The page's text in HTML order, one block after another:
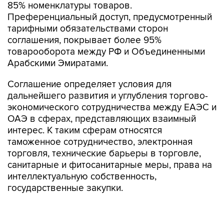
тарифными обязательствами сторон
соглашения, покрывает более 95%
товарооборота между РФ и Объединенными
Арабскими Эмиратами.
Соглашение определяет условия для
экономического сотрудничества между ЕАЭС и
ОАЭ в сферах, представляющих взаимный
интерес. К таким сферам относятся
таможенное сотрудничество, электронная
торговля, технические барьеры в торговле,
санитарные и фитосанитарные меры, права на
интеллектуальную собственность,
государственные закупки.
Также соглашение предусматривает